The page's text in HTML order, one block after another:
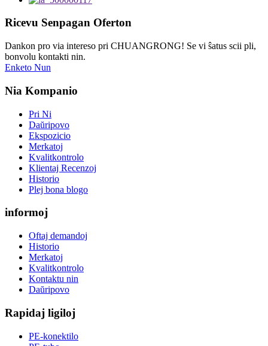
Ricevu Senpagan Oferton
Dankon pro via intereso pri CHUANGRONG! Se vi ŝatus scii pli,
bonvolu kontakti nin.
Enketo Nun
Nia Kompanio
Pri Ni
Daŭripovo
Ekspozicio
Merkatoj
Kvalitkontrolo
Klientaj Recenzoj
Historio
Plej bona blogo
informoj
Oftaj demandoj
Historio
Merkatoj
Kvalitkontrolo
Kontaktu nin
Daŭripovo
Rapidaj ligiloj
PE-konektilo